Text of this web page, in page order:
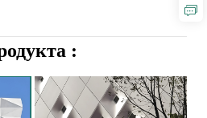
: